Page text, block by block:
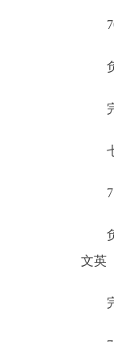
70.
负
完
七
71.
负
文英
完